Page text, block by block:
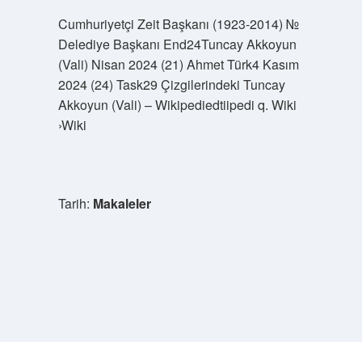
Cumhuriyetçi Zeit Başkanı (1923-2014) №
Delediye Başkanı End24Tuncay Akkoyun
(Vali) Nisan 2024 (21) Ahmet Türk4 Kasım
2024 (24) Task29 Çizgilerindeki Tuncay
Akkoyun (Vali) – Wikipediedtiipedi q. Wiki
›Wiki
Tarih: Makaleler